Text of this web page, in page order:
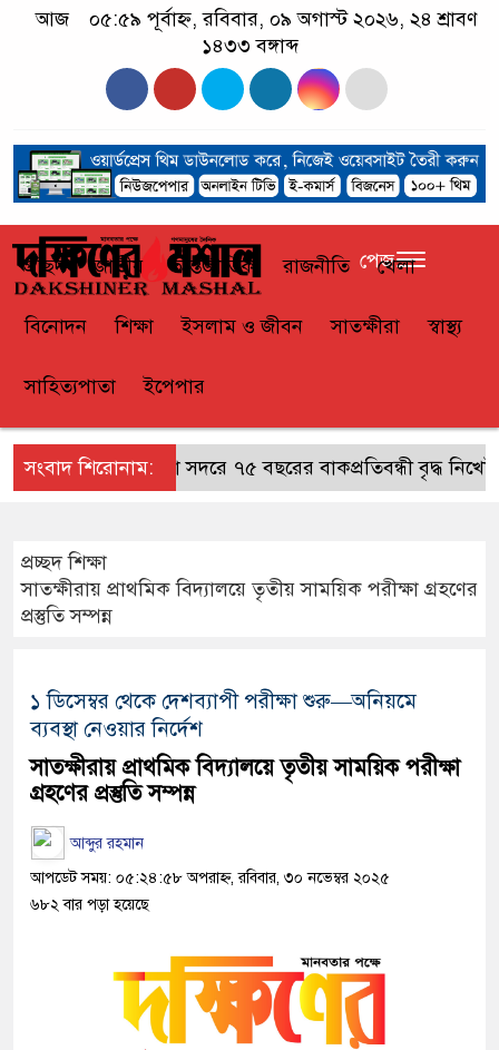
আজ
০৫:৫৯ পূর্বাহ্ন, রবিবার, ০৯ অগাস্ট ২০২৬, ২৪ শ্রাবণ
১৪৩৩ বঙ্গাব্দ
প্রচ্ছদ জাতীয় আন্তর্জাতিক রাজনীতি খেলা
বিনোদন শিক্ষা ইসলাম ও জীবন সাতক্ষীরা স্বাস্থ্য
সাহিত্যপাতা ইপেপার
পেজ
সংবাদ শিরোনাম:
সাতক্ষীরা সদরে ৭৫ বছরের বাকপ্রতিবন্ধী বৃদ্ধ
প্রচ্ছদ শিক্ষা
সাতক্ষীরায় প্রাথমিক বিদ্যালয়ে তৃতীয় সাময়িক পরীক্ষা গ্রহণের
প্রস্তুতি সম্পন্ন
১ ডিসেম্বর থেকে দেশব্যাপী পরীক্ষা শুরু—অনিয়মে
ব্যবস্থা নেওয়ার নির্দেশ
সাতক্ষীরায় প্রাথমিক বিদ্যালয়ে তৃতীয় সাময়িক পরীক্ষা
গ্রহণের প্রস্তুতি সম্পন্ন
আব্দুর রহমান
আপডেট সময়: ০৫:২৪:৫৮ অপরাহ্ন, রবিবার, ৩০ নভেম্বর ২০২৫
৬৮২ বার পড়া হয়েছে